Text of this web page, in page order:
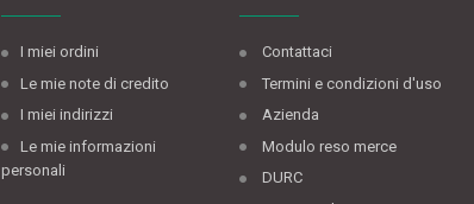
I miei ordini
Le mie note di credito
I miei indirizzi
Le mie informazioni
personali
Contattaci
Termini e condizioni d'uso
Azienda
Modulo reso merce
DURC